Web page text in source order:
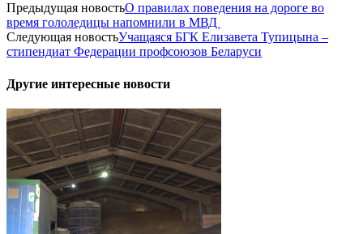
Предыдущая новостьО правилах поведения на дороге во
время гололедицы напомнили в МВД
Следующая новостьУчащаяся БГК Елизавета Тупицына –
стипендиат Федерации профсоюзов Беларуси
Другие интересные новости